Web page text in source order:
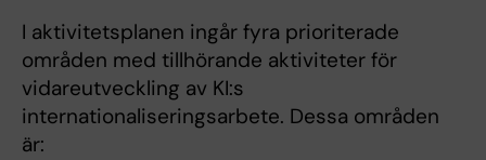
I aktivitetsplanen ingår fyra prioriterade
områden med tillhörande aktiviteter för
vidareutveckling av KI:s
internationaliseringsarbete. Dessa områden
är: